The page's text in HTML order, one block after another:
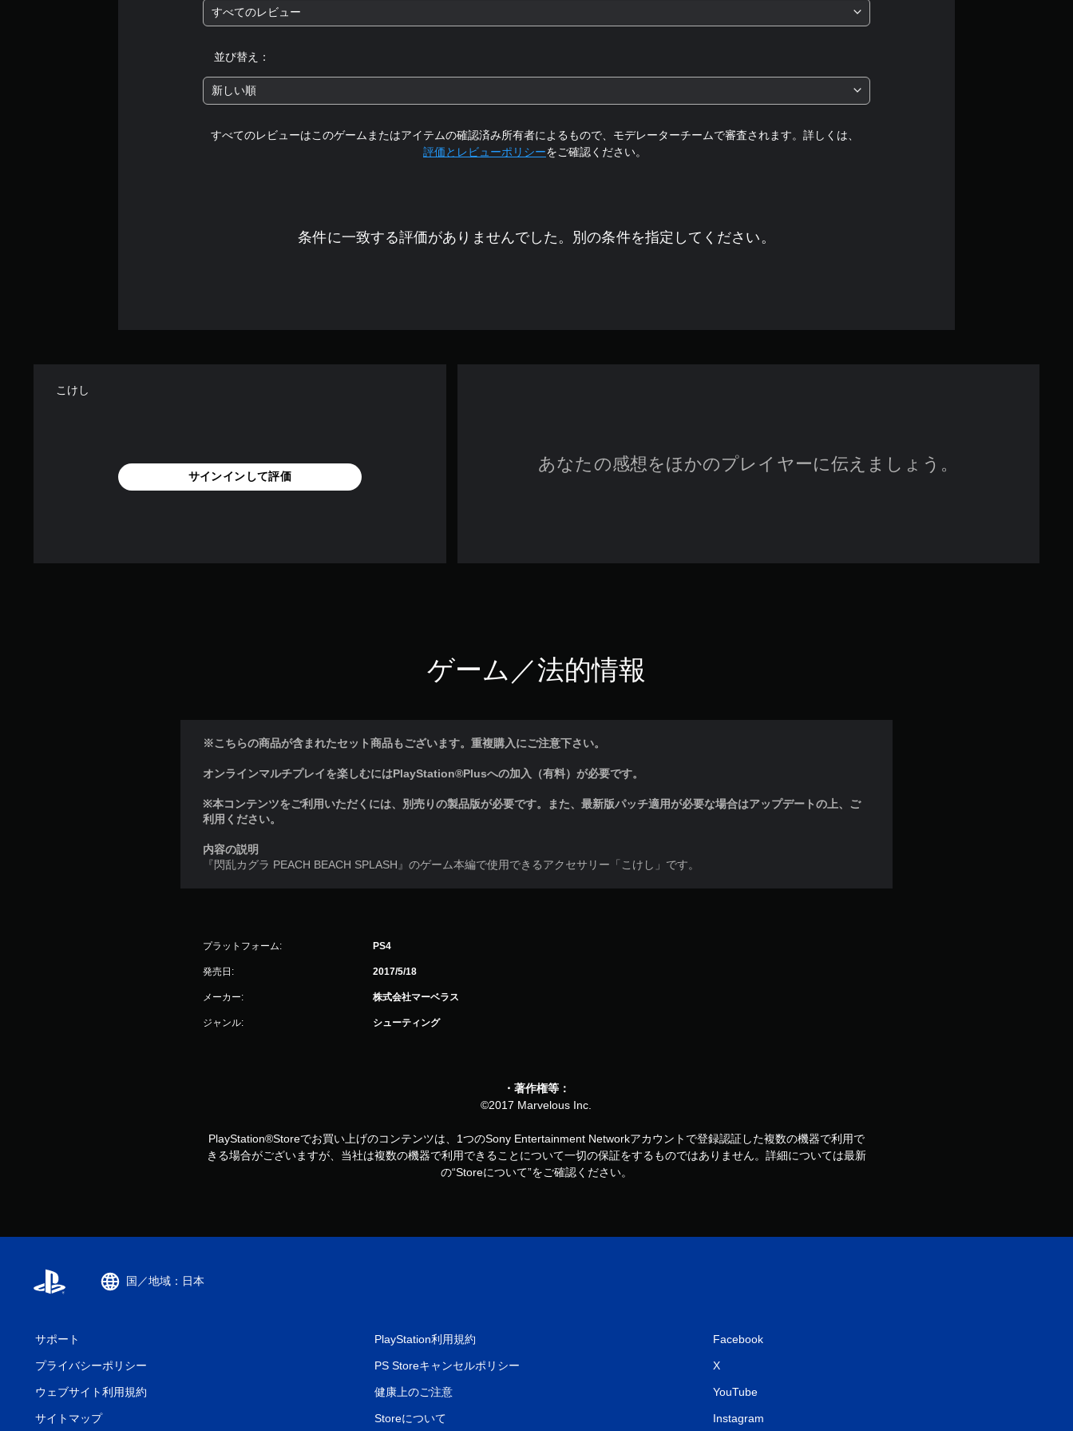
すべてのレビュー
並び替え：
新しい順
すべてのレビューはこのゲームまたはアイテムの確認済み所有者によるもので、モデレーターチームで審査されます。詳しくは、
評価とレビューポリシーをご確認ください。
条件に一致する評価がありませんでした。別の条件を指定してください。
こけし
サインインして評価
あなたの感想をほかのプレイヤーに伝えましょう。
ゲーム／法的情報
※こちらの商品が含まれたセット商品もございます。重複購入にご注意下さい。
オンラインマルチプレイを楽しむにはPlayStation®Plusへの加入（有料）が必要です。
※本コンテンツをご利用いただくには、別売りの製品版が必要です。また、最新版パッチ適用が必要な場合はアップデートの上、ご
利用ください。
内容の説明
『閃乱カグラ PEACH BEACH SPLASH』のゲーム本編で使用できるアクセサリー「こけし」です。
プラットフォーム: PS4
発売日: 2017/5/18
メーカー: 株式会社マーベラス
ジャンル: シューティング
・著作権等：
©2017 Marvelous Inc.
PlayStation®Storeでお買い上げのコンテンツは、1つのSony Entertainment Networkアカウントで登録認証した複数の機器で利用で
きる場合がございますが、当社は複数の機器で利用できることについて一切の保証をするものではありません。詳細については最新
の“Storeについて”をご確認ください。
国／地域：日本
サポート
プライバシーポリシー
ウェブサイト利用規約
サイトマップ
PlayStation利用規約
PS Storeキャンセルポリシー
健康上のご注意
Storeについて
Facebook
X
YouTube
Instagram